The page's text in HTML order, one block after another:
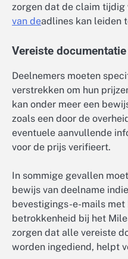
zorgen dat de claim
van deadlines kan leiden
Vereiste
Deelnemers moeten
verstrekken om hun
kan onder meer een
zoals een door de
eventuele aanvullende
voor de prijs verifieert.
In sommige gevallen
bewijs van deelname
bevestigings-e-mails
betrokkenheid bij het
zorgen dat alle vereiste
worden ingediend, helpt